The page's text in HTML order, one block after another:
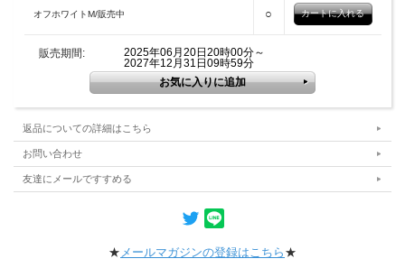
オフホワイトM/販売中 ○
販売期間:
2025年06月20日20時00分～
2027年12月31日09時59分
返品についての詳細はこちら
お問い合わせ
友達にメールですすめる
★ メールマガジンの登録はこちら ★